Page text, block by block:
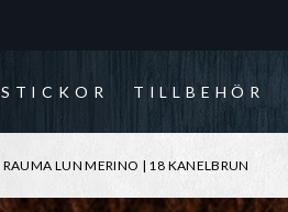
STICKOR TILLBEHÖR
RAUMA LUN MERINO | 18 KANELBRUN